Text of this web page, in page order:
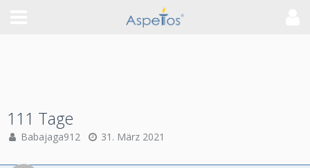
111 Tage
Babajaga912 31. März 2021